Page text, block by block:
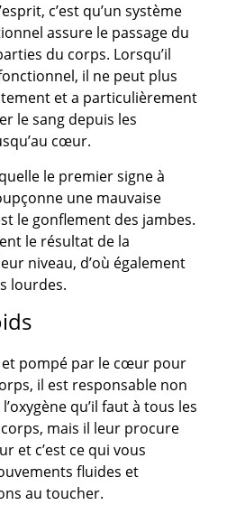
c’est qu’un système
assure le passage du
du corps. Lorsqu’il
il ne peut plus
et a particulièrement
le sang depuis les
cœur.
le premier signe à
une mauvaise
le gonflement des jambes.
le résultat de la
niveau, d’où également
lourdes.
et pompé par le cœur pour
il est responsable non
qu’il faut à tous les
mais il leur procure
et c’est ce qui vous
fluides et
au toucher.